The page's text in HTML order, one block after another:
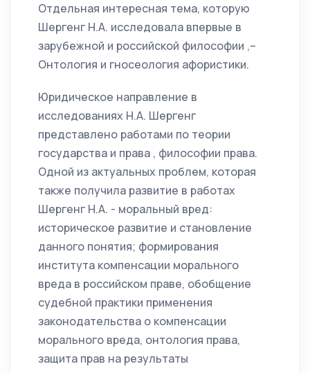
Отдельная интересная тема, которую
Шергенг Н.А. исследовала впервые в
зарубежной и российской философии ,–
Онтология и гносеология афористики.
Юридическое направление в
исследованиях Н.А. Шергенг
представлено работами по теории
государства и права , философии права.
Одной из актуальных проблем, которая
также получила развитие в работах
Шергенг Н.А. - моральный вред:
историческое развитие и становление
данного понятия; формирования
института компенсации морального
вреда в российском праве, обобщение
судебной практики применения
законодательства о компенсации
морального вреда, онтология права,
защита прав на результаты